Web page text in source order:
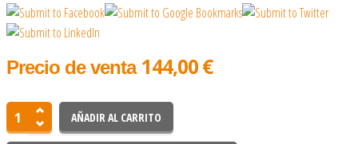
Precio de venta 144,00 €